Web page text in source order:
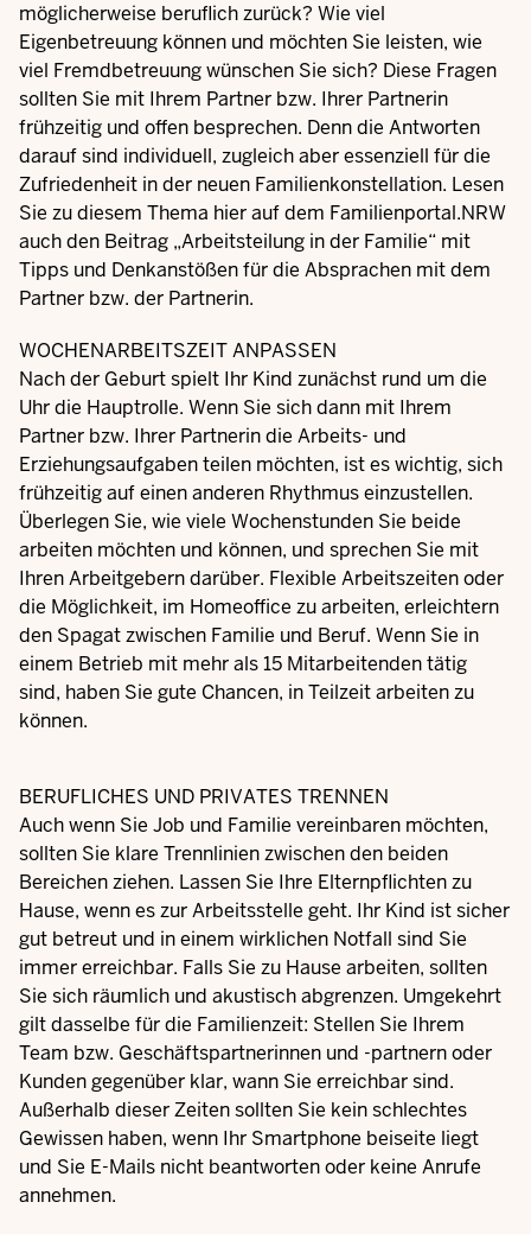
möglicherweise beruflich zurück? Wie viel
Eigenbetreuung können und möchten Sie leisten, wie
viel Fremdbetreuung wünschen Sie sich? Diese Fragen
sollten Sie mit Ihrem Partner bzw. Ihrer Partnerin
frühzeitig und offen besprechen. Denn die Antworten
darauf sind individuell, zugleich aber essenziell für die
Zufriedenheit in der neuen Familienkonstellation. Lesen
Sie zu diesem Thema hier auf dem Familienportal.NRW
auch den Beitrag „Arbeitsteilung in der Familie“ mit
Tipps und Denkanstößen für die Absprachen mit dem
Partner bzw. der Partnerin.
WOCHENARBEITSZEIT ANPASSEN
Nach der Geburt spielt Ihr Kind zunächst rund um die
Uhr die Hauptrolle. Wenn Sie sich dann mit Ihrem
Partner bzw. Ihrer Partnerin die Arbeits- und
Erziehungsaufgaben teilen möchten, ist es wichtig, sich
frühzeitig auf einen anderen Rhythmus einzustellen.
Überlegen Sie, wie viele Wochenstunden Sie beide
arbeiten möchten und können, und sprechen Sie mit
Ihren Arbeitgebern darüber. Flexible Arbeitszeiten oder
die Möglichkeit, im Homeoffice zu arbeiten, erleichtern
den Spagat zwischen Familie und Beruf. Wenn Sie in
einem Betrieb mit mehr als 15 Mitarbeitenden tätig
sind, haben Sie gute Chancen, in Teilzeit arbeiten zu
können.
BERUFLICHES UND PRIVATES TRENNEN
Auch wenn Sie Job und Familie vereinbaren möchten,
sollten Sie klare Trennlinien zwischen den beiden
Bereichen ziehen. Lassen Sie Ihre Elternpflichten zu
Hause, wenn es zur Arbeitsstelle geht. Ihr Kind ist sicher
gut betreut und in einem wirklichen Notfall sind Sie
immer erreichbar. Falls Sie zu Hause arbeiten, sollten
Sie sich räumlich und akustisch abgrenzen. Umgekehrt
gilt dasselbe für die Familienzeit: Stellen Sie Ihrem
Team bzw. Geschäftspartnerinnen und -partnern oder
Kunden gegenüber klar, wann Sie erreichbar sind.
Außerhalb dieser Zeiten sollten Sie kein schlechtes
Gewissen haben, wenn Ihr Smartphone beiseite liegt
und Sie E-Mails nicht beantworten oder keine Anrufe
annehmen.